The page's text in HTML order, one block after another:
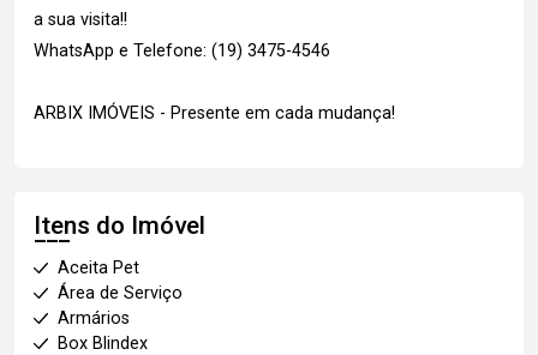
a sua visita!!
WhatsApp e Telefone: (19) 3475-4546
ARBIX IMÓVEIS - Presente em cada mudança!
Itens do Imóvel
Aceita Pet
Área de Serviço
Armários
Box Blindex